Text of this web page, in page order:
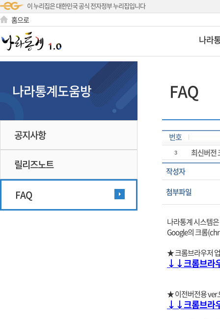
이 누리집은 대한민국 공식 전자정부 누리집입니다
홈으로
나라
나라통계도움방
공지사항
릴리즈노트
FAQ
FAQ
번호
3
최신버전
작성자
첨부파일
나라통계 시스템
Google의 크롬
★ 크롬브라우저
↓↓크롬브라
★ 이전버전용
↓↓크롬브라